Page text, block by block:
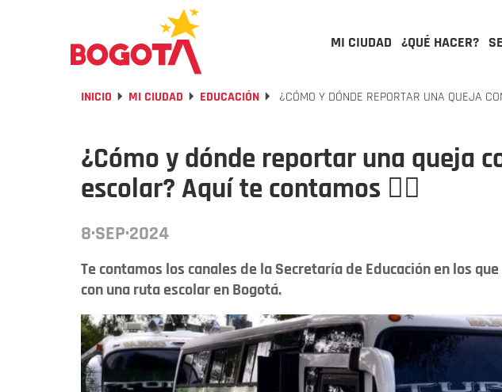
MI CIUDAD ¿QUÉ HACER?
INICIO MI CIUDAD EDUCACIÓN ¿CÓMO Y DÓNDE REPORTAR UNA QUEJA
¿Cómo y dónde reportar una queja
escolar? Aquí te contamos 👇🏻
8·SEP·2024
Te contamos los canales de la Secretaría de Educación en los
con una ruta escolar en Bogotá.